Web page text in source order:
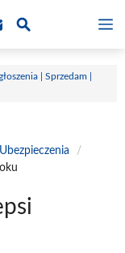
| Sprzedam |
/